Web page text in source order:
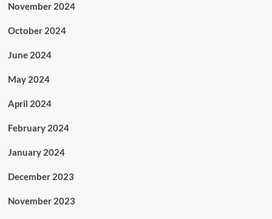
November 2024
October 2024
June 2024
May 2024
April 2024
February 2024
January 2024
December 2023
November 2023